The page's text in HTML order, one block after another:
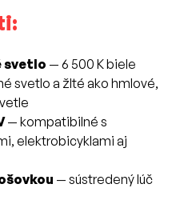
svetlo — 6 500 K biele
svetlo a žlté ako hmlové,
— kompatibilné s
elektrobicyklami aj
— sústredený lúč